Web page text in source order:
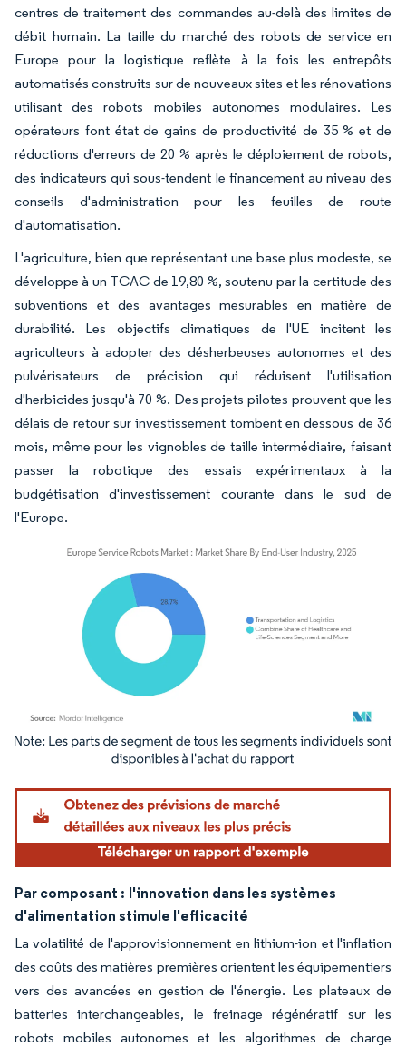
centres de traitement des commandes au-delà des limites de
débit humain. La taille du marché des robots de service en
Europe pour la logistique reflète à la fois les entrepôts
automatisés construits sur de nouveaux sites et les rénovations
utilisant des robots mobiles autonomes modulaires. Les
opérateurs font état de gains de productivité de 35 % et de
réductions d'erreurs de 20 % après le déploiement de robots,
des indicateurs qui sous-tendent le financement au niveau des
conseils d'administration pour les feuilles de route
d'automatisation.
L'agriculture, bien que représentant une base plus modeste, se
développe à un TCAC de 19,80 %, soutenu par la certitude des
subventions et des avantages mesurables en matière de
durabilité. Les objectifs climatiques de l'UE incitent les
agriculteurs à adopter des désherbeuses autonomes et des
pulvérisateurs de précision qui réduisent l'utilisation
d'herbicides jusqu'à 70 %. Des projets pilotes prouvent que les
délais de retour sur investissement tombent en dessous de 36
mois, même pour les vignobles de taille intermédiaire, faisant
passer la robotique des essais expérimentaux à la
budgétisation d'investissement courante dans le sud de
l'Europe.
Image © Mordor Intelligence. La réutilisation nécessite une attribution sous CC BY
Par composant : l'innovation dans les systèmes
d'alimentation stimule l'efficacité
La volatilité de l'approvisionnement en lithium-ion et l'inflation
des coûts des matières premières orientent les équipementiers
vers des avancées en gestion de l'énergie. Les plateaux de
batteries interchangeables, le freinage régénératif sur les
robots mobiles autonomes et les algorithmes de charge